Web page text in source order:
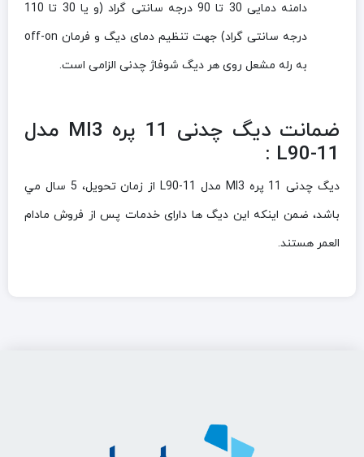
دامنه دمایی 30 تا 90 درجه سانتی گراد (و یا 30 تا 110
درجه سانتی گراد) جهت تنظیم دمای دیگ و فرمان off-on
به رله مشعل روی هر دیگ شوفاژ چدنی الزامی است.
ضمانت دیگ چدنی 11 پره MI3 مدل
L90-11 :
دیگ چدنی 11 پره MI3 مدل L90-11 از زمان تحويل، 5 سال مي
باشد، ضمن اینکه این دیگ ها دارای خدمات پس از فروش مادام
العمر هستند.